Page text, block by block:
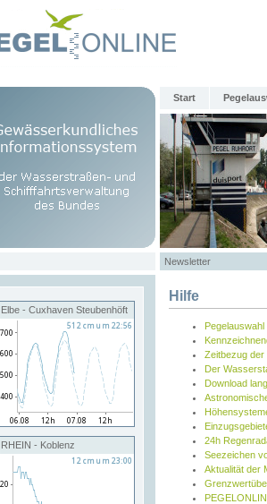
Start
Newsletter
Elbe - Cuxhaven Steubenhöft
RHEIN - Koblenz
Hilfe
Zeitbezug
Der
Download
24h
Seezeichen
Aktualität der